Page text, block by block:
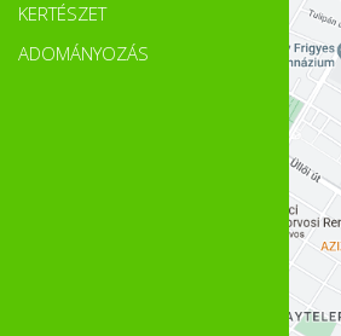
KERTÉSZET
ADOMÁNYOZÁS